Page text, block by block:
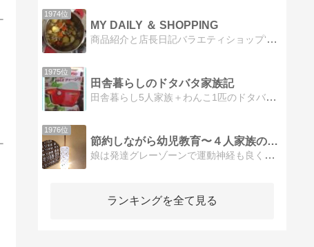
1974位
MY DAILY ＆ SHOPPING
商品紹介と店長日記バラエティショップ‘ku-ru-tan’の商品紹介と主婦の日常を書いた日記
1975位
田舎暮らしのドタバタ家族記
田舎暮らし5人家族＋わんこ1匹のドタバタ劇！ 何が起こるかは神のみぞ知ってるんでしょうか。(^^)
1976位
節約しながら幼児教育〜４人家族の記録〜
娘は発達グレーゾーンで運動神経も良くない、行動はゆっくりのんびりマイペース。節約しながら教育費を捻出して頑張ります。お金足りるかな〜（苦笑）
ランキングを全て見る